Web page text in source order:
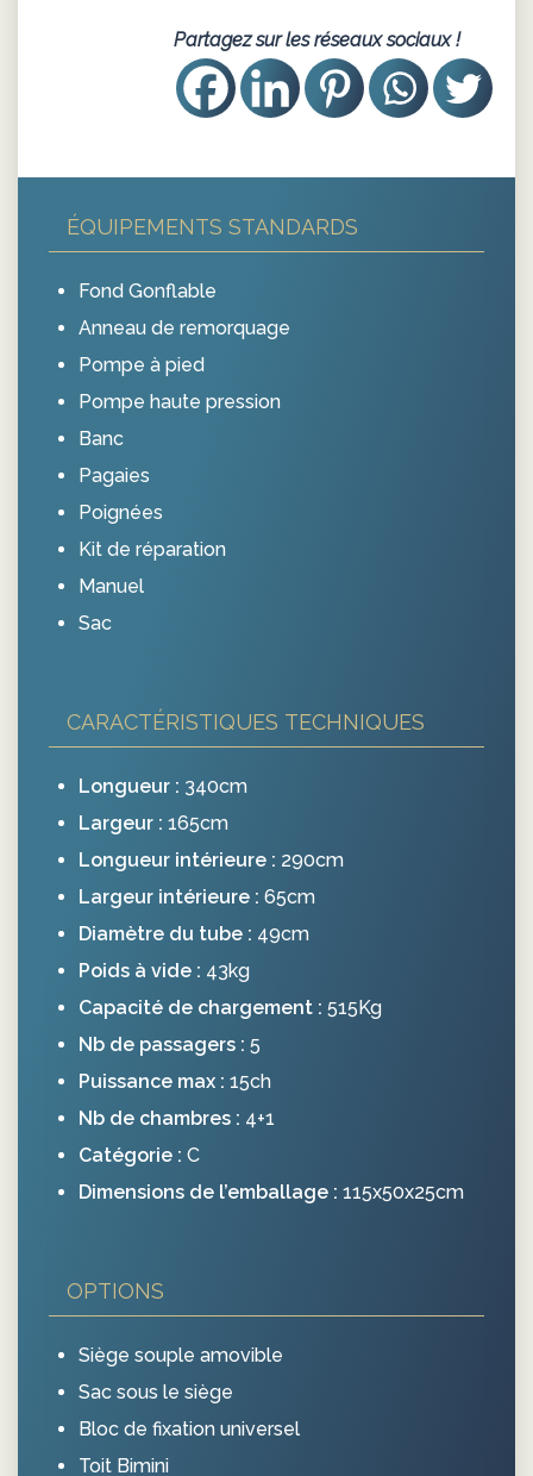
Partagez sur les réseaux sociaux !
ÉQUIPEMENTS STANDARDS
Fond Gonflable
Anneau de remorquage
Pompe à pied
Pompe haute pression
Banc
Pagaies
Poignées
Kit de réparation
Manuel
Sac
CARACTÉRISTIQUES TECHNIQUES
Longueur : 340cm
Largeur : 165cm
Longueur intérieure : 290cm
Largeur intérieure : 65cm
Diamètre du tube : 49cm
Poids à vide : 43kg
Capacité de chargement : 515Kg
Nb de passagers : 5
Puissance max : 15ch
Nb de chambres : 4+1
Catégorie : C
Dimensions de l’emballage : 115х50х25cm
OPTIONS
Siège souple amovible
Sac sous le siège
Bloc de fixation universel
Toit Bimini